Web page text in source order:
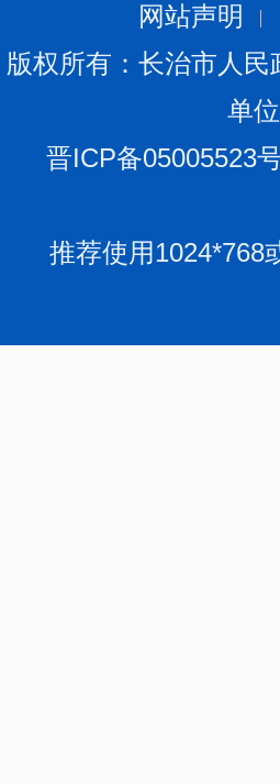
网站声明
版权所有：长治市人
单
晋ICP备05005523
推荐使用1024*768